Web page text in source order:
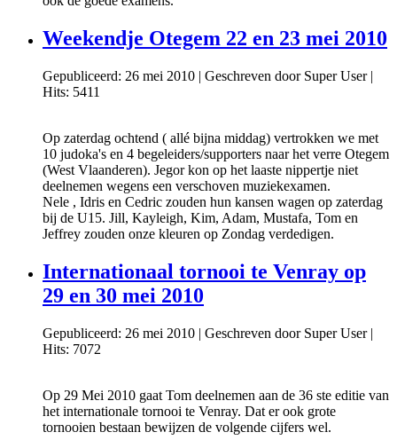
Weekendje Otegem 22 en 23 mei 2010
Gepubliceerd: 26 mei 2010 | Geschreven door Super User|
Hits: 5411
Op zaterdag ochtend ( allé bijna middag) vertrokken we met
10 judoka's en 4 begeleiders/supporters naar het verre Otegem
(West Vlaanderen). Jegor kon op het laaste nippertje niet
deelnemen wegens een verschoven muziekexamen.
Nele , Idris en Cedric zouden hun kansen wagen op zaterdag
bij de U15. Jill, Kayleigh, Kim, Adam, Mustafa, Tom en
Jeffrey zouden onze kleuren op Zondag verdedigen.
Internationaal tornooi te Venray op
29 en 30 mei 2010
Gepubliceerd: 26 mei 2010 | Geschreven door Super User|
Hits: 7072
Op 29 Mei 2010 gaat Tom deelnemen aan de 36 ste editie van
het internationale tornooi te Venray. Dat er ook grote
tornooien bestaan bewijzen de volgende cijfers wel.